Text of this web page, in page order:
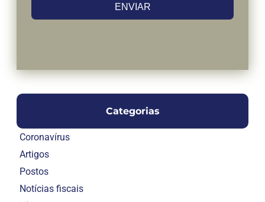
ENVIAR
Categorias
Coronavírus
Artigos
Postos
Notícias fiscais